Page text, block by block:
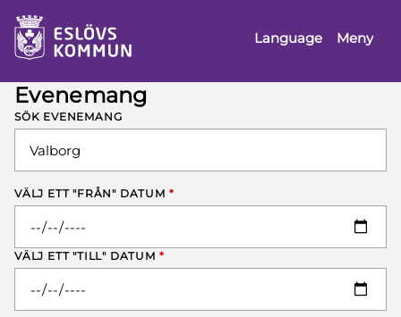
till innehåll
Language
Meny
Evenemang
SÖK EVENEMANG
VÄLJ ETT "FRÅN" DATUM *
VÄLJ ETT "TILL" DATUM *